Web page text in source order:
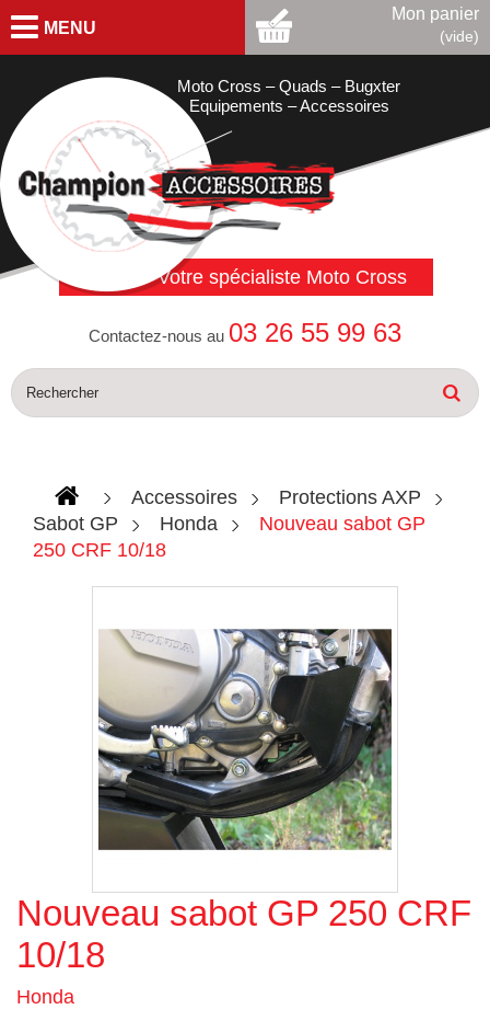
MENU
Mon panier
(vide)
Moto Cross – Quads – Bugxter
Equipements – Accessoires
Votre spécialiste Moto Cross
Contactez-nous au 03 26 55 99 63
Accessoires
Protections AXP
Sabot GP
Honda
Nouveau sabot GP
250 CRF 10/18
Agrandir l'image
Nouveau sabot GP 250 CRF
10/18
Honda